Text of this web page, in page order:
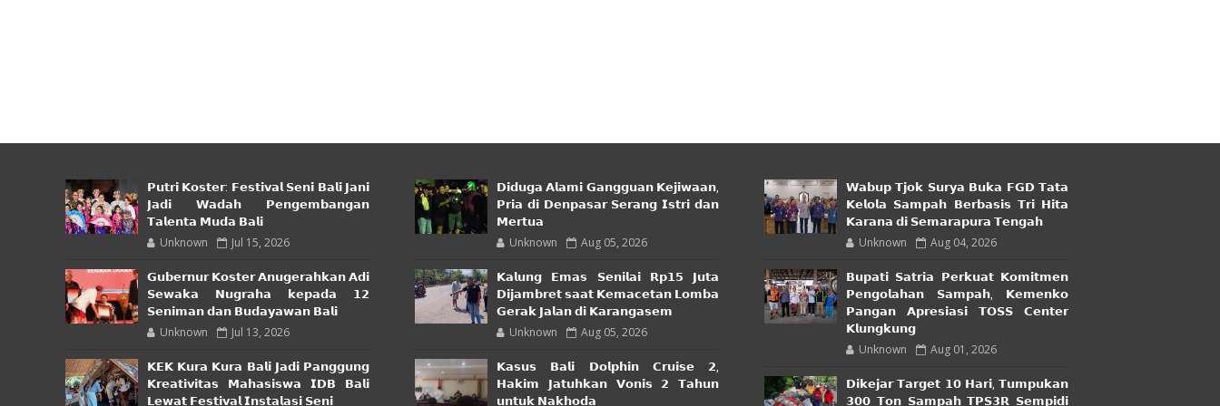
𝗣𝘂𝘁𝗿𝗶 𝗞𝗼𝘀𝘁𝗲𝗿: 𝗙𝗲𝘀𝘁𝗶𝘃𝗮𝗹 𝗦𝗲𝗻𝗶 𝗕𝗮𝗹𝗶 𝗝𝗮𝗻𝗶
𝗝𝗮𝗱𝗶 𝗪𝗮𝗱𝗮𝗵 𝗣𝗲𝗻𝗴𝗲𝗺𝗯𝗮𝗻𝗴𝗮𝗻
𝗧𝗮𝗹𝗲𝗻𝘁𝗮 𝗠𝘂𝗱𝗮 𝗕𝗮𝗹𝗶
Unknown Jul 15, 2026
𝗚𝘂𝗯𝗲𝗿𝗻𝘂𝗿 𝗞𝗼𝘀𝘁𝗲𝗿 𝗔𝗻𝘂𝗴𝗲𝗿𝗮𝗵𝗸𝗮𝗻 𝗔𝗱𝗶
𝗦𝗲𝘄𝗮𝗸𝗮 𝗡𝘂𝗴𝗿𝗮𝗵𝗮 𝗸𝗲𝗽𝗮𝗱𝗮 𝟭𝟮
𝗦𝗲𝗻𝗶𝗺𝗮𝗻 𝗱𝗮𝗻 𝗕𝘂𝗱𝗮𝘆𝗮𝘄𝗮𝗻 𝗕𝗮𝗹𝗶
Unknown Jul 13, 2026
𝗞𝗘𝗞 𝗞𝘂𝗿𝗮 𝗞𝘂𝗿𝗮 𝗕𝗮𝗹𝗶 𝗝𝗮𝗱𝗶 𝗣𝗮𝗻𝗴𝗴𝘂𝗻𝗴
𝗞𝗿𝗲𝗮𝘁𝗶𝘃𝗶𝘁𝗮𝘀 𝗠𝗮𝗵𝗮𝘀𝗶𝘀𝘄𝗮 𝗜𝗗𝗕 𝗕𝗮𝗹𝗶
𝗟𝗲𝘄𝗮𝘁 𝗙𝗲𝘀𝘁𝗶𝘃𝗮𝗹 𝗜𝗻𝘀𝘁𝗮𝗹𝗮𝘀𝗶 𝗦𝗲𝗻𝗶
𝗗𝗶𝗱𝘂𝗴𝗮 𝗔𝗹𝗮𝗺𝗶 𝗚𝗮𝗻𝗴𝗴𝘂𝗮𝗻 𝗞𝗲𝗷𝗶𝘄𝗮𝗮𝗻,
𝗣𝗿𝗶𝗮 𝗱𝗶 𝗗𝗲𝗻𝗽𝗮𝘀𝗮𝗿 𝗦𝗲𝗿𝗮𝗻𝗴 𝗜𝘀𝘁𝗿𝗶 𝗱𝗮𝗻
𝗠𝗲𝗿𝘁𝘂𝗮
Unknown Aug 05, 2026
𝗞𝗮𝗹𝘂𝗻𝗴 𝗘𝗺𝗮𝘀 𝗦𝗲𝗻𝗶𝗹𝗮𝗶 𝗥𝗽𝟭𝟱 𝗝𝘂𝘁𝗮
𝗗𝗶𝗷𝗮𝗺𝗯𝗿𝗲𝘁 𝘀𝗮𝗮𝘁 𝗞𝗲𝗺𝗮𝗰𝗲𝘁𝗮𝗻 𝗟𝗼𝗺𝗯𝗮
𝗚𝗲𝗿𝗮𝗸 𝗝𝗮𝗹𝗮𝗻 𝗱𝗶 𝗞𝗮𝗿𝗮𝗻𝗴𝗮𝘀𝗲𝗺
Unknown Aug 05, 2026
𝗞𝗮𝘀𝘂𝘀 𝗕𝗮𝗹𝗶 𝗗𝗼𝗹𝗽𝗵𝗶𝗻 𝗖𝗿𝘂𝗶𝘀𝗲 𝟮,
𝗛𝗮𝗸𝗶𝗺 𝗝𝗮𝘁𝘂𝗵𝗸𝗮𝗻 𝗩𝗼𝗻𝗶𝘀 𝟮 𝗧𝗮𝗵𝘂𝗻
𝘂𝗻𝘁𝘂𝗸 𝗡𝗮𝗸𝗵𝗼𝗱𝗮
𝗪𝗮𝗯𝘂𝗽 𝗧𝗷𝗼𝗸 𝗦𝘂𝗿𝘆𝗮 𝗕𝘂𝗸𝗮 𝗙𝗚𝗗 𝗧𝗮𝘁𝗮
𝗞𝗲𝗹𝗼𝗹𝗮 𝗦𝗮𝗺𝗽𝗮𝗵 𝗕𝗲𝗿𝗯𝗮𝘀𝗶𝘀 𝗧𝗿𝗶 𝗛𝗶𝘁𝗮
𝗞𝗮𝗿𝗮𝗻𝗮 𝗱𝗶 𝗦𝗲𝗺𝗮𝗿𝗮𝗽𝘂𝗿𝗮 𝗧𝗲𝗻𝗴𝗮𝗵
Unknown Aug 04, 2026
𝗕𝘂𝗽𝗮𝘁𝗶 𝗦𝗮𝘁𝗿𝗶𝗮 𝗣𝗲𝗿𝗸𝘂𝗮𝘁 𝗞𝗼𝗺𝗶𝘁𝗺𝗲𝗻
𝗣𝗲𝗻𝗴𝗼𝗹𝗮𝗵𝗮𝗻 𝗦𝗮𝗺𝗽𝗮𝗵, 𝗞𝗲𝗺𝗲𝗻𝗸𝗼
𝗣𝗮𝗻𝗴𝗮𝗻 𝗔𝗽𝗿𝗲𝘀𝗶𝗮𝘀𝗶 𝗧𝗢𝗦𝗦 𝗖𝗲𝗻𝘁𝗲𝗿
𝗞𝗹𝘂𝗻𝗴𝗸𝘂𝗻𝗴
Unknown Aug 01, 2026
𝗗𝗶𝗸𝗲𝗷𝗮𝗿 𝗧𝗮𝗿𝗴𝗲𝘁 𝟭𝟬 𝗛𝗮𝗿𝗶, 𝗧𝘂𝗺𝗽𝘂𝗸𝗮𝗻
𝟯𝟬𝟬 𝗧𝗼𝗻 𝗦𝗮𝗺𝗽𝗮𝗵 𝗧𝗣𝗦𝟯𝗥 𝗦𝗲𝗺𝗽𝗶𝗱𝗶